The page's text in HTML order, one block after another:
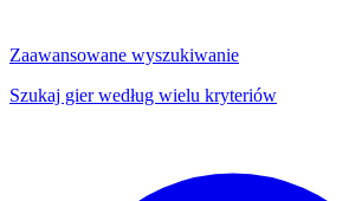
Zaawansowane wyszukiwanie
Szukaj gier według wielu kryteriów